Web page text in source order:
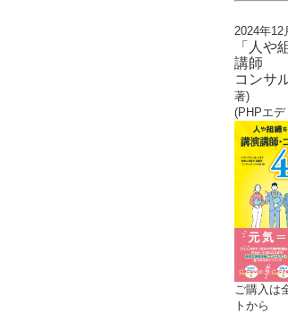
2024年12
「人や
講師
コンサ
著)
(PHPエデ
ご購入は
トから